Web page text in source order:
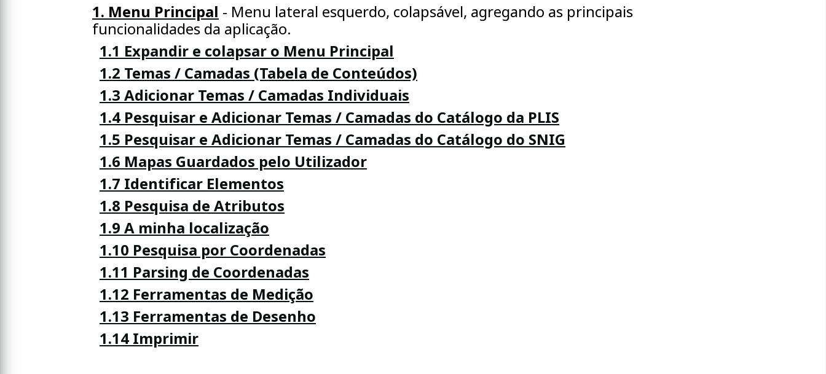
1. Menu Principal - Menu lateral esquerdo, colapsável, agregando as principais
funcionalidades da aplicação.
1.1 Expandir e colapsar o Menu Principal
1.2 Temas / Camadas (Tabela de Conteúdos)
1.3 Adicionar Temas / Camadas Individuais
1.4 Pesquisar e Adicionar Temas / Camadas do Catálogo da PLIS
1.5 Pesquisar e Adicionar Temas / Camadas do Catálogo do SNIG
1.6 Mapas Guardados pelo Utilizador
1.7 Identificar Elementos
1.8 Pesquisa de Atributos
1.9 A minha localização
1.10 Pesquisa por Coordenadas
1.11 Parsing de Coordenadas
1.12 Ferramentas de Medição
1.13 Ferramentas de Desenho
1.14 Imprimir